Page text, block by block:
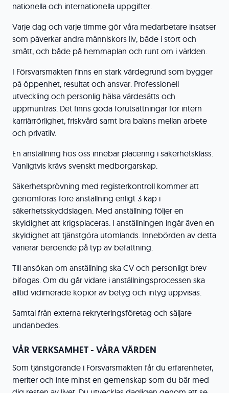
nationella och internationella uppgifter.
Varje dag och varje timme gör våra medarbetare insatser
som påverkar andra människors liv, både i stort och
smått, och både på hemmaplan och runt om i världen.
I Försvarsmakten finns en stark värdegrund som bygger
på öppenhet, resultat och ansvar. Professionell
utveckling och personlig hälsa värdesätts och
uppmuntras. Det finns goda förutsättningar för intern
karriärrörlighet, friskvård samt bra balans mellan arbete
och privatliv.
En anställning hos oss innebär placering i säkerhetsklass.
Vanligtvis krävs svenskt medborgarskap.
Säkerhetsprövning med registerkontroll kommer att
genomföras före anställning enligt 3 kap i
säkerhetsskyddslagen. Med anställning följer en
skyldighet att krigsplaceras. I anställningen ingår även en
skyldighet att tjänstgöra utomlands. Innebörden av detta
varierar beroende på typ av befattning.
Till ansökan om anställning ska CV och personligt brev
bifogas. Om du går vidare i anställningsprocessen ska
alltid vidimerade kopior av betyg och intyg uppvisas.
Samtal från externa rekryteringsföretag och säljare
undanbedes.
VÅR VERKSAMHET - VÅRA VÄRDEN
Som tjänstgörande i Försvarsmakten får du erfarenheter,
meriter och inte minst en gemenskap som du bär med